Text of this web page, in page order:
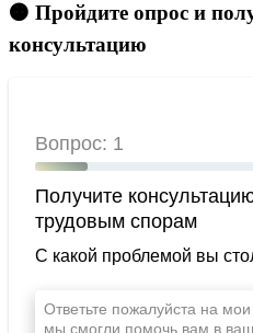
🟠 Пройдите опрос и
консультацию